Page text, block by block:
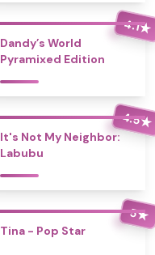
4.1★
Dandy’s World
Pyramixed Edition
4.5★
It's Not My Neighbor:
Labubu
5★
Tina - Pop Star